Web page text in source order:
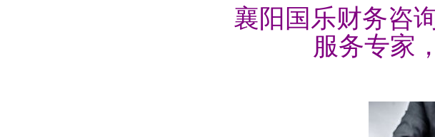
襄阳国乐财务咨
服务专家